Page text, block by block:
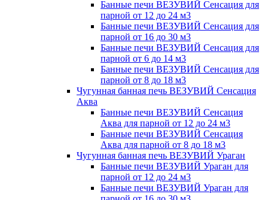
Банные печи ВЕЗУВИЙ Сенсация для
парной от 12 до 24 м3
Банные печи ВЕЗУВИЙ Сенсация для
парной от 16 до 30 м3
Банные печи ВЕЗУВИЙ Сенсация для
парной от 6 до 14 м3
Банные печи ВЕЗУВИЙ Сенсация для
парной от 8 до 18 м3
Чугунная банная печь ВЕЗУВИЙ Сенсация
Аква
Банные печи ВЕЗУВИЙ Сенсация
Аква для парной от 12 до 24 м3
Банные печи ВЕЗУВИЙ Сенсация
Аква для парной от 8 до 18 м3
Чугунная банная печь ВЕЗУВИЙ Ураган
Банные печи ВЕЗУВИЙ Ураган для
парной от 12 до 24 м3
Банные печи ВЕЗУВИЙ Ураган для